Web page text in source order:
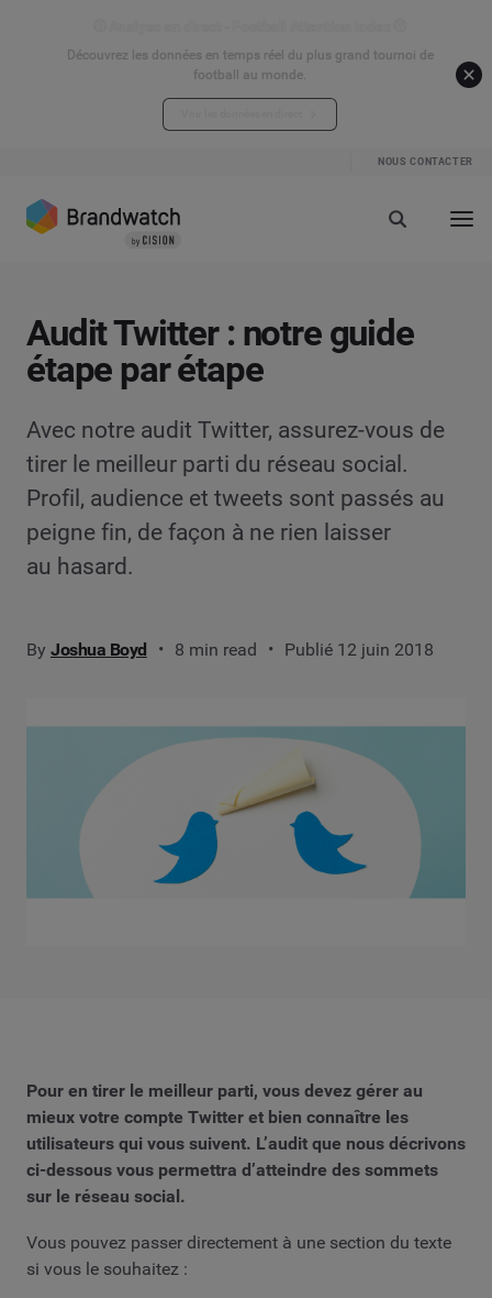
Découvrez les données en temps réel du plus grand tournoi de
football au monde.
NOUS CONTACTER
Audit Twitter : notre guide
étape par étape
Avec notre audit Twitter, assurez-vous de
tirer le meilleur parti du réseau social.
Profil, audience et tweets sont passés au
peigne fin, de façon à ne rien laisser
au hasard.
By Joshua Boyd 8 min read Publié 12 juin 2018
Pour en tirer le meilleur parti, vous devez gérer au
mieux votre compte Twitter et bien connaître les
utilisateurs qui vous suivent. L’audit que nous décrivons
ci-dessous vous permettra d’atteindre des sommets
sur le réseau social.
Vous pouvez passer directement à une section du texte
si vous le souhaitez :